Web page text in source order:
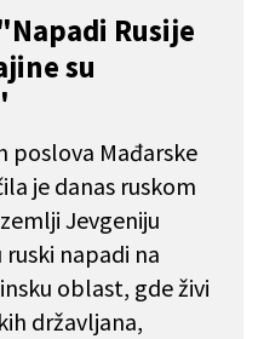
Rusije
su
poslova Mađarske
je danas ruskom
Jevgeniju
ruski napadi na
oblast, gde živi
državljana,